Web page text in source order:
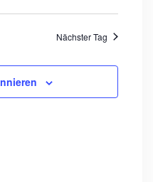
NAVIGATION
Nächster Tag